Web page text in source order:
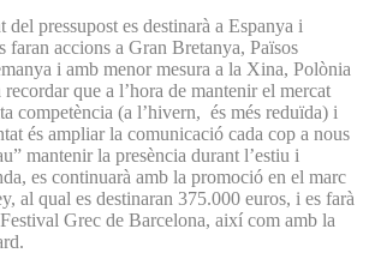
pressupost es destinarà a Espanya i
faran accions a Gran Bretanya, Països
i amb menor mesura a la Xina, Polònia
que a l’hora de mantenir el mercat
competència (a l’hivern, és més reduïda) i
és ampliar la comunicació cada cop a nous
mantenir la presència durant l’estiu i
es continuarà amb la promoció en el marc
al qual es destinaran 375.000 euros, i es farà
Grec de Barcelona, així com amb la